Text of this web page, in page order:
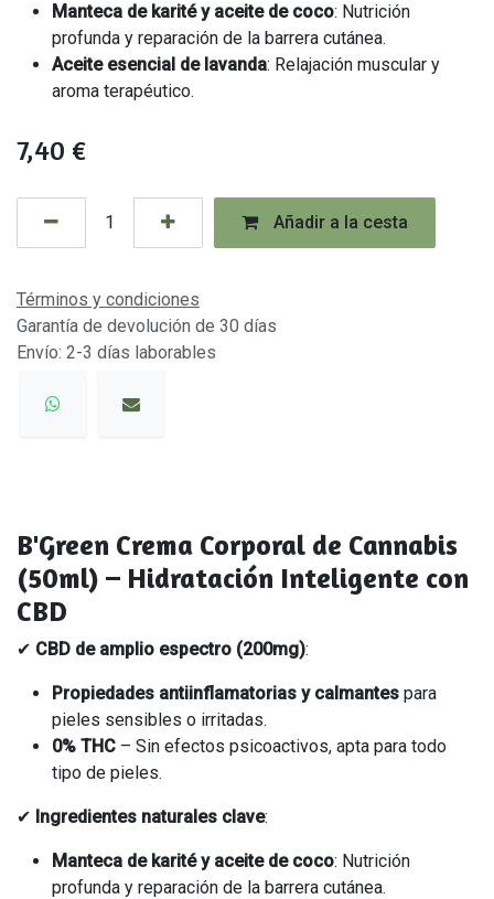
Manteca de karité y aceite de coco: Nutrición
profunda y reparación de la barrera cutánea.
Aceite esencial de lavanda: Relajación muscular y
aroma terapéutico.
7,40 €
Añadir a la cesta
Términos y condiciones
Garantía de devolución de 30 días
Envío: 2-3 días laborables
B'Green Crema Corporal de Cannabis
(50ml) – Hidratación Inteligente con
CBD
✔ CBD de amplio espectro (200mg):
Propiedades antiinflamatorias y calmantes para
pieles sensibles o irritadas.
0% THC – Sin efectos psicoactivos, apta para todo
tipo de pieles.
✔ Ingredientes naturales clave:
Manteca de karité y aceite de coco: Nutrición
profunda y reparación de la barrera cutánea.